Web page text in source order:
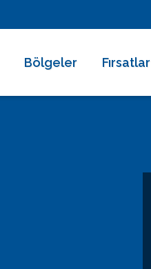
Bölgeler Fırsatlar